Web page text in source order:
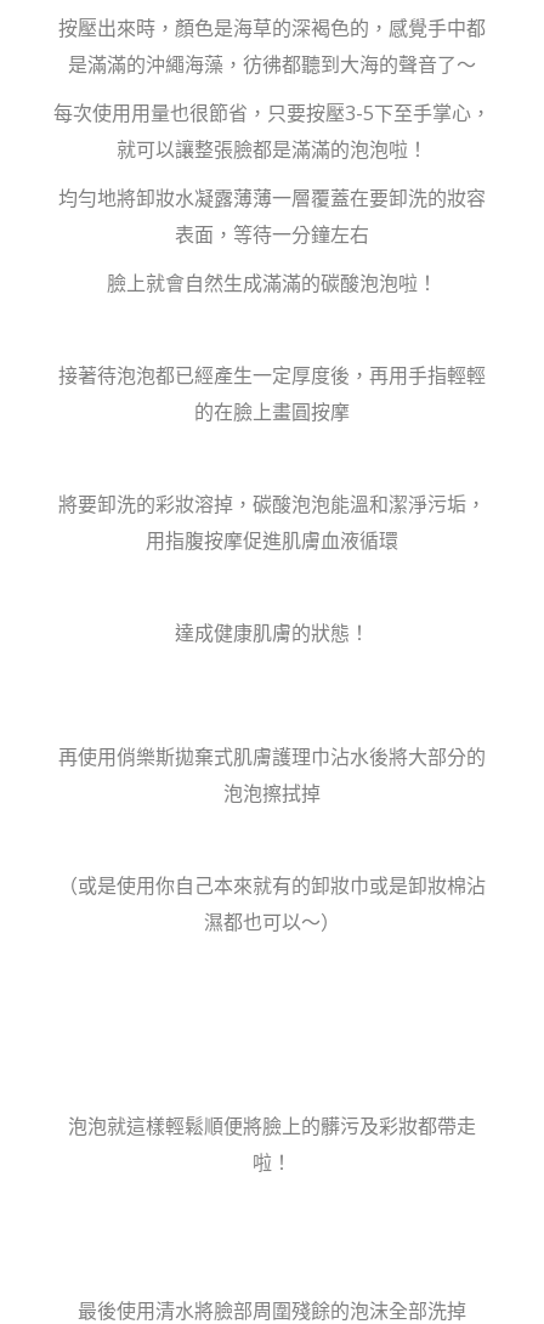
按壓出來時，顏色是海草的深褐色的，感覺手中都
是滿滿的沖繩海藻，彷彿都聽到大海的聲音了～
每次使用用量也很節省，只要按壓3-5下至手掌心，
就可以讓整張臉都是滿滿的泡泡啦！
均勻地將卸妝水凝露薄薄一層覆蓋在要卸洗的妝容
表面，等待一分鐘左右
臉上就會自然生成滿滿的碳酸泡泡啦！
接著待泡泡都已經產生一定厚度後，再用手指輕輕
的在臉上畫圓按摩
將要卸洗的彩妝溶掉，碳酸泡泡能溫和潔淨污垢，
用指腹按摩促進肌膚血液循環
達成健康肌膚的狀態！
再使用俏樂斯拋棄式肌膚護理巾沾水後將大部分的
泡泡擦拭掉
（或是使用你自己本來就有的卸妝巾或是卸妝棉沾
濕都也可以～）
泡泡就這樣輕鬆順便將臉上的髒污及彩妝都帶走
啦！
最後使用清水將臉部周圍殘餘的泡沫全部洗掉